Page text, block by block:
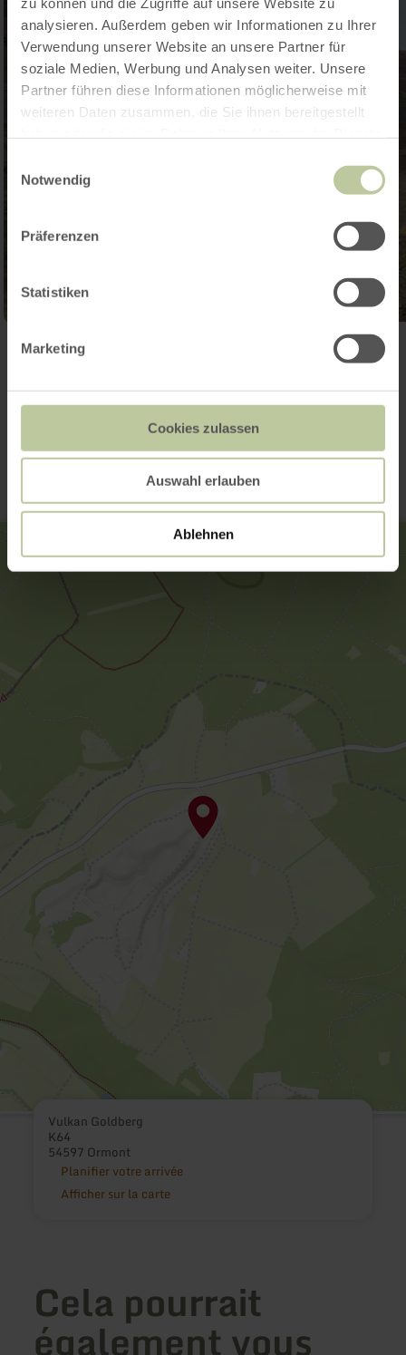
analysieren. Außerdem geben wir Informationen zu Ihrer
Verwendung unserer Website an unsere Partner für
soziale Medien, Werbung und Analysen weiter. Unsere
Partner führen diese Informationen möglicherweise mit
weiteren Daten zusammen, die Sie ihnen bereitgestellt
Notwendig
Präferenzen
Statistiken
Marketing
Cookies zulassen
Auswahl erlauben
Ablehnen
Contact
Vulkan Goldberg
K64
54597 Ormont
Planifier votre arrivée
Afficher sur la carte
Cela pourrait
également vous